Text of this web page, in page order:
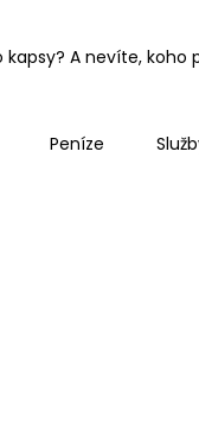
A nevíte,
Peníze